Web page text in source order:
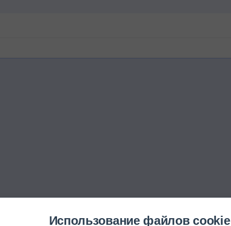
Использование файлов cookie